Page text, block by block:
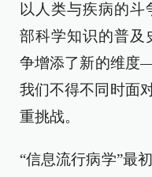
以人类与疾病的斗
部科学知识的普及
争增添了新的维度
我们不得不同时面
重挑战。
“信息流行病学”最